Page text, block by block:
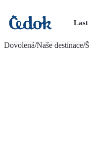
Dovolená/Naše destinace/